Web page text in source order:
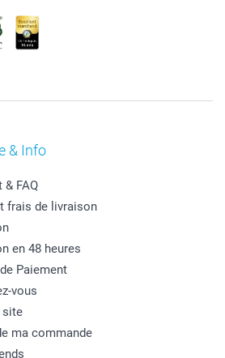
& Info
FAQ
frais de livraison
en 48 heures
Paiement
vous
site
ma commande